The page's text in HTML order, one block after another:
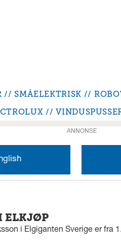
SMÅELEKTRISK
ANNONSE
ELKJØP
i Elgiganten Sverige er fra